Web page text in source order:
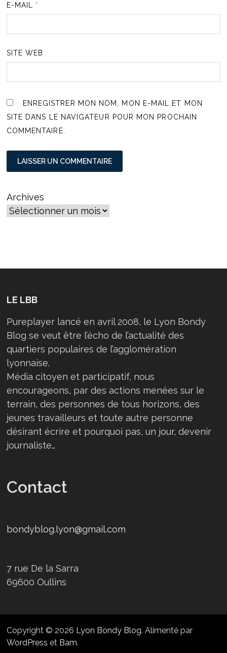
E-MAIL *
SITE WEB
ENREGISTRER MON NOM, MON E-MAIL ET MON
SITE DANS LE NAVIGATEUR POUR MON PROCHAIN
COMMENTAIRE.
Archives
LE LBB
Pureplayer lancé en avril 2008, le Lyon Bondy
Blog se veut être l’écho de l’actualité des
quartiers populaires de l’agglomération
lyonnaise.
Média citoyen et participatif, nous
encourageons, par des actions menées sur le
terrain, des personnes de tous horizons, des
jeunes travailleurs et toute autre personne
désirant écrire et pourquoi pas, un jour, devenir
journaliste…
Contact
bondyblog.lyon@gmail.com
7 rue De la Sarra
69600 Oullins
Copyright © 2026 Lyon Bondy Blog. Alimenté par
WordPress et Bam.